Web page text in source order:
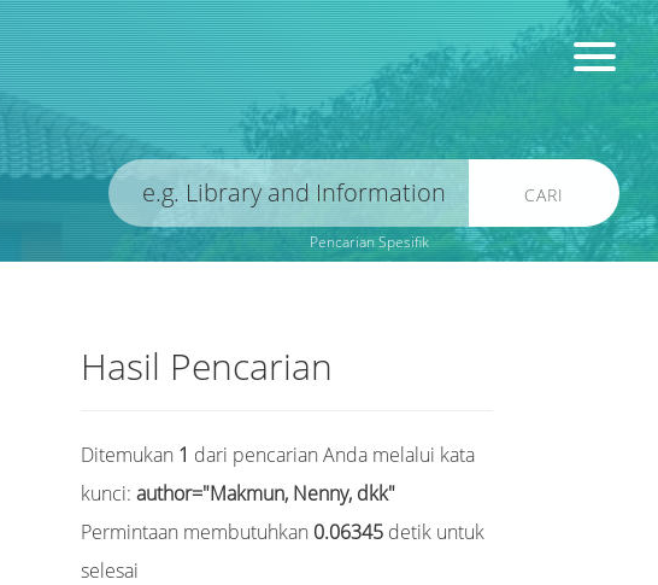
CARI
Pencarian Spesifik
Hasil Pencarian
Ditemukan 1 dari pencarian Anda melalui kata
kunci:author="Makmun, Nenny, dkk"
Permintaan membutuhkan 0.06345 detik untuk
selesai